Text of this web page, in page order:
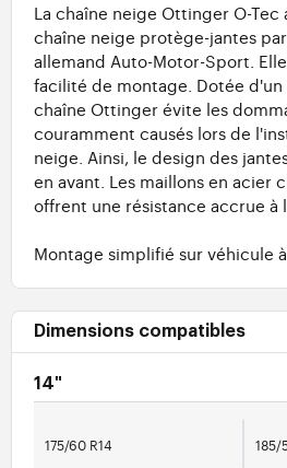
La chaîne neige Ottinger O-
chaîne neige protège-jantes
allemand Auto-Motor-Sport.
facilité de montage. Dotée
chaîne Ottinger évite les
couramment causés lors de
neige. Ainsi, le design des
en avant. Les maillons en acier
offrent une résistance accrue à
Montage simplifié sur véhicule
Dimensions compatibles
14"
175/60 R14 185/